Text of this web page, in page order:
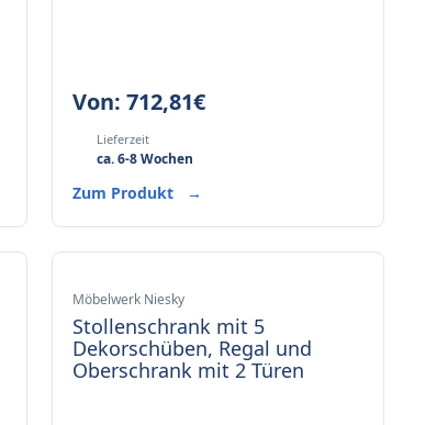
Von: 712,81€
Lieferzeit
ca. 6-8 Wochen
Zum Produkt →
Möbelwerk Niesky
Stollenschrank mit 5
Dekorschüben, Regal und
Oberschrank mit 2 Türen